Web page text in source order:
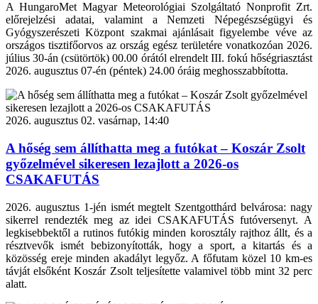
A HungaroMet Magyar Meteorológiai Szolgáltató Nonprofit Zrt.
előrejelzési adatai, valamint a Nemzeti Népegészségügyi és
Gyógyszerészeti Központ szakmai ajánlásait figyelembe véve az
országos tisztifőorvos az ország egész területére vonatkozóan 2026.
július 30-án (csütörtök) 00.00 órától elrendelt III. fokú hőségriasztást
2026. augusztus 07-én (péntek) 24.00 óráig meghosszabbította.
2026. augusztus 02. vasárnap, 14:40
A hőség sem állíthatta meg a futókat – Koszár Zsolt
győzelmével sikeresen lezajlott a 2026-os
CSAKAFUTÁS
2026. augusztus 1-jén ismét megtelt Szentgotthárd belvárosa: nagy
sikerrel rendezték meg az idei CSAKAFUTÁS futóversenyt. A
legkisebbektől a rutinos futókig minden korosztály rajthoz állt, és a
résztvevők ismét bebizonyították, hogy a sport, a kitartás és a
közösség ereje minden akadályt legyőz. A főfutam közel 10 km-es
távját elsőként Koszár Zsolt teljesítette valamivel több mint 32 perc
alatt.